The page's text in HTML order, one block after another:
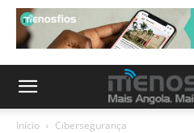
Início Cibersegurança